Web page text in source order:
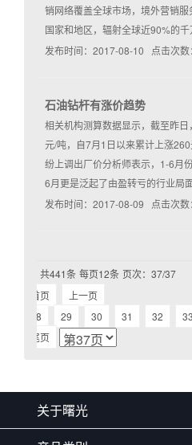
销网络覆盖全球市场，境外营销
国家和地区，辐射全球近90%的
发布时间：2017-08-10 点击次数
石油钻杆有涨价趋势
相关机构测算数据显示，截至昨
元/吨，自7月1日以来累计上涨
纷上调出厂价分析师表示，1-6月
6月更是泛起了由盈转亏的行业局
发布时间：2017-08-09 点击次数
共441条 每页12条 页次：37/37
首页
上一页
28
29 30 31 32 33
尾页
关于曙光